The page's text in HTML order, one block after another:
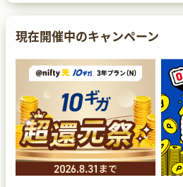
現在開催中のキャンペーン